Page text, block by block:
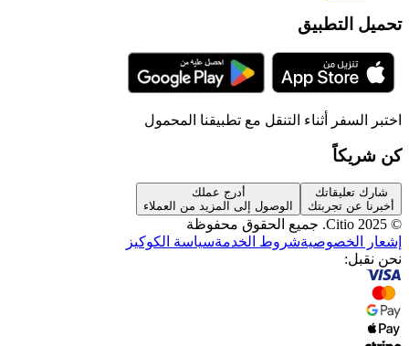
تحميل التطبيق
اختبر السفر أثناء التنقل مع تطبيقنا المحمول
كن شريكاً
شارك تعليقاتك
أخبرنا عن تجربتك
أدرج عملك
الوصول إلى المزيد من العملاء
© 2025 Citio.
جميع الحقوق محفوظة
إشعار الخصوصيةشروط الخدمةسياسة الكوكيز
نحن نقبل: